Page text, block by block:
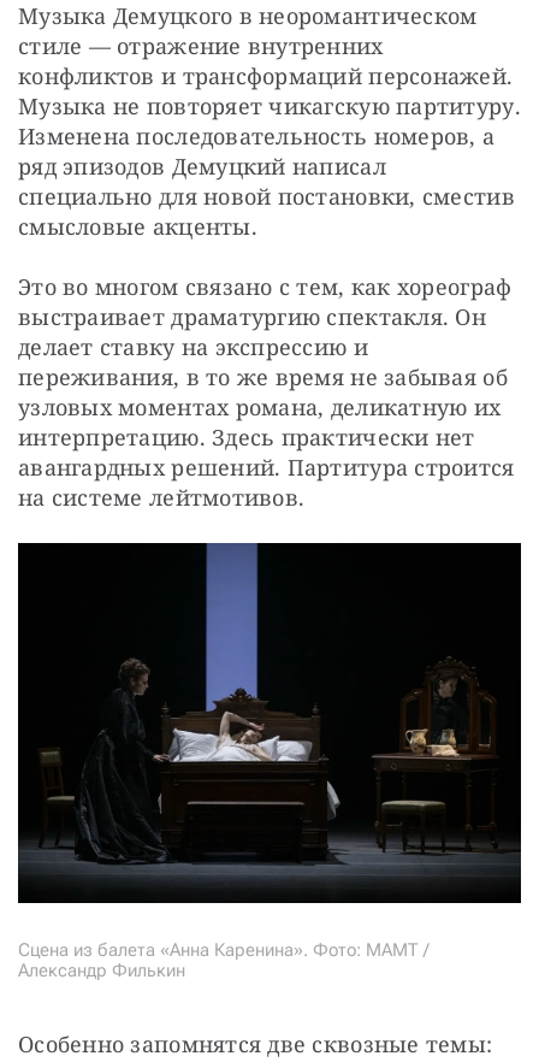
Музыка Демуцкого в неоромантическом
стиле — отражение внутренних
конфликтов и трансформаций персонажей.
Музыка не повторяет чикагскую партитуру.
Изменена последовательность номеров, а
ряд эпизодов Демуцкий написал
специально для новой постановки, сместив
смысловые акценты.
Это во многом связано с тем, как хореограф
выстраивает драматургию спектакля. Он
делает ставку на экспрессию и
переживания, в то же время не забывая об
узловых моментах романа, деликатную их
интерпретацию. Здесь практически нет
авангардных решений. Партитура строится
на системе лейтмотивов.
Сцена из балета «Анна Каренина». Фото: МАМТ /
Александр Филькин
Особенно запомнятся две сквозные темы: